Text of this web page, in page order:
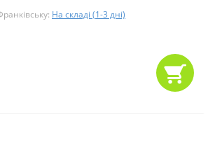
На складі (1-3 дні)